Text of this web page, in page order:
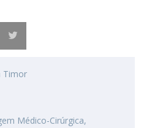
Timor
Médico-Cirúrgica,